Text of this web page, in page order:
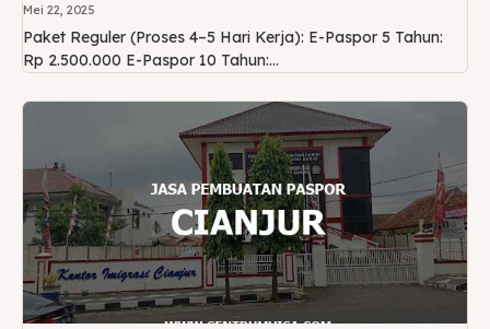
Mei 22, 2025
Paket Reguler (Proses 4–5 Hari Kerja): E-Paspor 5 Tahun:
Rp 2.500.000 E-Paspor 10 Tahun:...